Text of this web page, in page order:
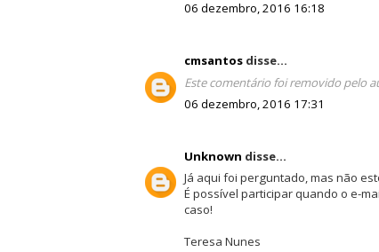
06 dezembro, 2016 16:18
cmsantosdisse...
Este comentário foi removido pelo
06 dezembro, 2016 17:31
Unknown disse...
Já aqui foi perguntado, mas não
É possível participar quando o e-
caso!
Teresa Nunes